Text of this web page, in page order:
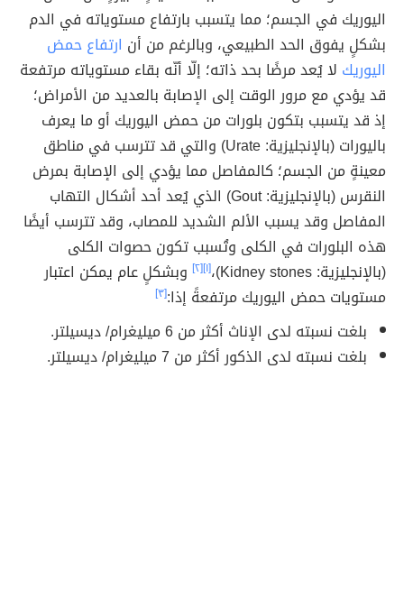
اليوريك في الجسم؛ مما يتسبب بارتفاع مستوياته في الدم
بشكلٍ يفوق الحد الطبيعي، وبالرغم من أن ارتفاع حمض
اليوريك لا يُعد مرضًا بحد ذاته؛ إلّا أنّه بقاء مستوياته مرتفعة
قد يؤدي مع مرور الوقت إلى الإصابة بالعديد من الأمراض؛
إذ قد يتسبب بتكون بلورات من حمض اليوريك أو ما يعرف
باليورات (بالإنجليزية: Urate) والتي قد تترسب في مناطق
معينةٍ من الجسم؛ كالمفاصل مما يؤدي إلى الإصابة بمرض
النقرس (بالإنجليزية: Gout) الذي يُعد أحد أشكال التهاب
المفاصل وقد يسبب الألم الشديد للمصاب، وقد تترسب أيضًا
هذه البلورات في الكلى وتُسبب تكون حصوات الكلى
(بالإنجليزية: Kidney stones)،
[١] [٢]
وبشكلٍ عام يمكن اعتبار
مستويات حمض اليوريك مرتفعةً إذا:[٣]
بلغت نسبته لدى الإناث أكثر من 6 ميليغرام/ ديسيلتر.
بلغت نسبته لدى الذكور أكثر من 7 ميليغرام/ ديسيلتر.